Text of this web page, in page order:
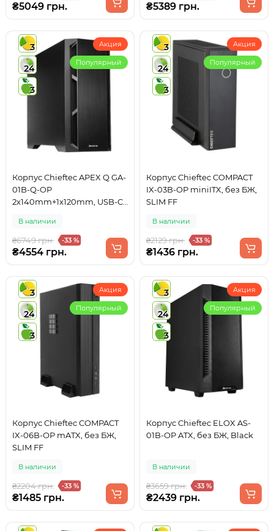
₴5049 грн. ₴5389 грн.
3
24
3
Акция
Популярный
Корпус Chieftec APEX Q GA-
01B-Q-OP
2x140mm+1x120mm, USB-C,
В наличии
₴6749 грн. -33 %
₴4554 грн.
3
24
3
Акция
Популярный
Корпус Chieftec COMPACT
IX-03B-OP miniITX, без БЖ,
SLIM FF
В наличии
₴2129 грн. -33 %
₴1436 грн.
3
24
3
Акция
Популярный
Корпус Chieftec COMPACT
IX-06B-OP mATX, без БЖ,
SLIM FF
В наличии
₴2204 грн. -33 %
₴1485 грн.
3
24
3
Акция
Популярный
Корпус Chieftec ELOX AS-
01B-OP ATX, без БЖ, Black
В наличии
₴3659 грн. -33 %
₴2439 грн.